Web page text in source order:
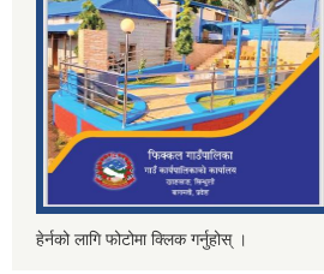
हेर्नको लागि फोटोमा क्लिक गर्नुहोस् ।